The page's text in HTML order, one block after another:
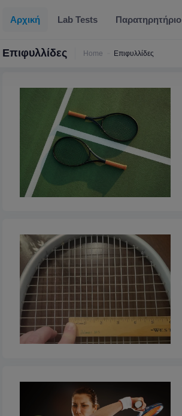
Αρχική Lab Tests Παρατηρητήριο
Επιφυλλίδες Home Επιφυλλίδες